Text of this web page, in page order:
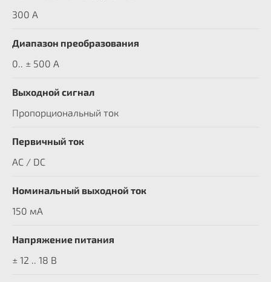
300 A
Диапазон преобразования
0.. ± 500 А
Выходной сигнал
Пропорциональный ток
Первичный ток
AC / DC
Номинальный выходной ток
150 мА
Напряжение питания
± 12 .. 18 В